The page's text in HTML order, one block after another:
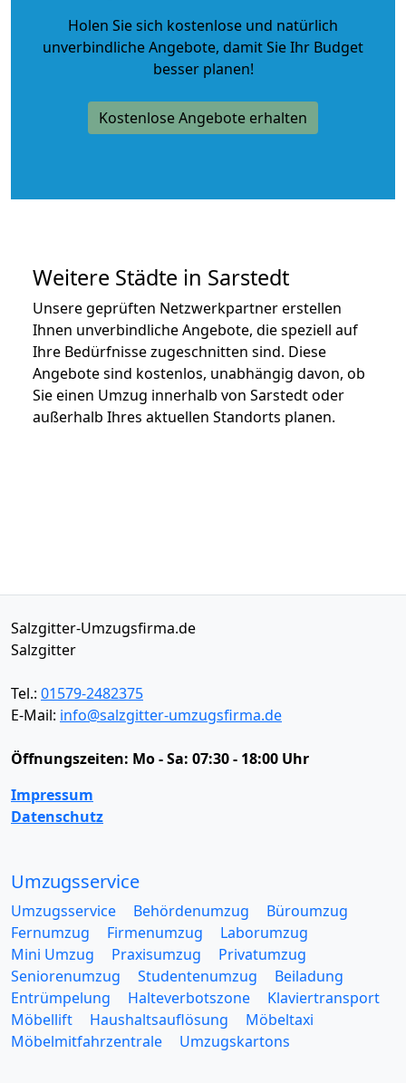
Holen Sie sich kostenlose und natürlich
unverbindliche Angebote, damit Sie Ihr Budget
besser planen!
Kostenlose Angebote erhalten
Weitere Städte in Sarstedt
Unsere geprüften Netzwerkpartner erstellen
Ihnen unverbindliche Angebote, die speziell auf
Ihre Bedürfnisse zugeschnitten sind. Diese
Angebote sind kostenlos, unabhängig davon, ob
Sie einen Umzug innerhalb von Sarstedt oder
außerhalb Ihres aktuellen Standorts planen.
Salzgitter-Umzugsfirma.de
Salzgitter
Tel.: 01579-2482375
E-Mail: info@salzgitter-umzugsfirma.de
Öffnungszeiten: Mo - Sa: 07:30 - 18:00 Uhr
Impressum
Datenschutz
Umzugsservice
Umzugsservice Behördenumzug
Büroumzug
Fernumzug
Firmenumzug
Laborumzug
Mini Umzug
Praxisumzug
Privatumzug
Seniorenumzug
Studentenumzug
Beiladung
Entrümpelung
Halteverbotszone
Klaviertransport
Möbellift
Haushaltsauflösung
Möbeltaxi
Möbelmitfahrzentrale
Umzugskartons